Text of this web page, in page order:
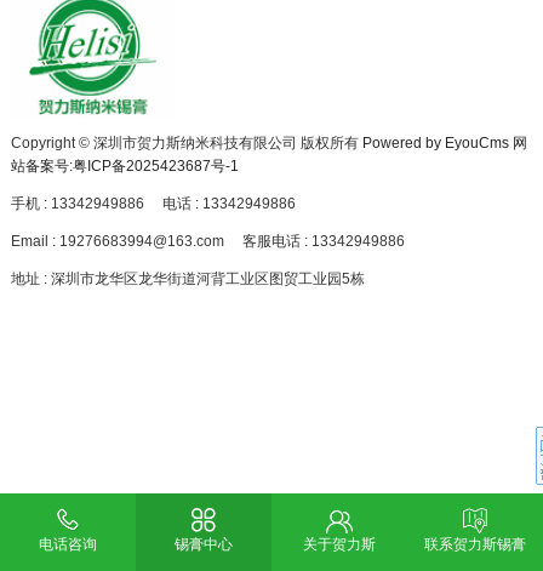
Copyright © 深圳市贺力斯纳米科技有限公司 版权所有Powered by EyouCms 网
站备案号:粤ICP备2025423687号-1
手机 : 13342949886 电话 : 13342949886
Email : 19276683994@163.com 客服电话 : 13342949886
地址 : 深圳市龙华区龙华街道河背工业区图贸工业园5栋
电话咨询 锡膏中心 关于贺力斯 联系贺力斯锡膏